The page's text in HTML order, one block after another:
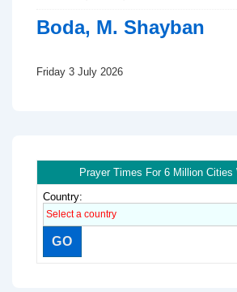
Boda, M. Shayban
Friday 3 July 2026
Prayer Times For 6 Million Cities
Country: